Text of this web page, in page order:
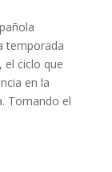
temporada
el ciclo que
en la
Tomando el